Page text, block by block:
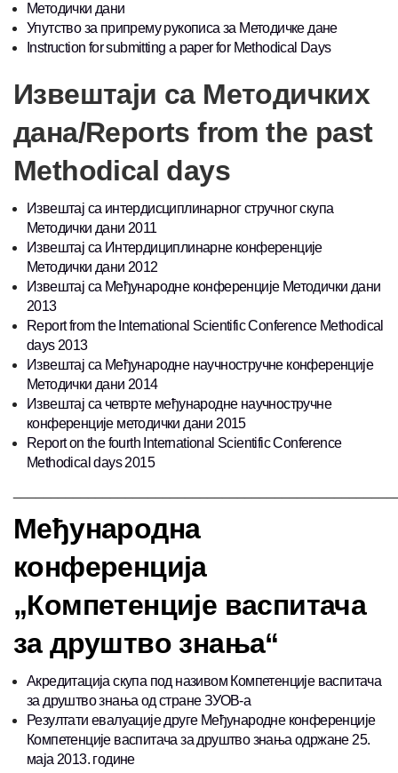
Методички дани
Упутство за припрему рукописа за Методичке дане
Instruction for submitting a paper for Methodical Days
Извештаји са Методичких
дана/Reports from the past
Methodical days
Извештај са интердисциплинарног стручног скупа
Методички дани 2011
Извештај са Интердициплинарне конференције
Методички дани 2012
Извештај са Међународне конференције Методички дани
2013
Report from the International Scientific Conference Methodical
days 2013
Извештај са Међународне научностручне конференције
Методички дани 2014
Извештај са четврте међународне научностручне
конференције методички дани 2015
Report on the fourth International Scientific Conference
Methodical days 2015
Међународна
конференција
„Компетенције васпитача
за друштво знања“
Акредитација скупа под називом Компетенције васпитача
за друштво знања од стране ЗУОВ-а
Резултати евалуације друге Међународне конференције
Компетенције васпитача за друштво знања одржане 25.
маја 2013. године